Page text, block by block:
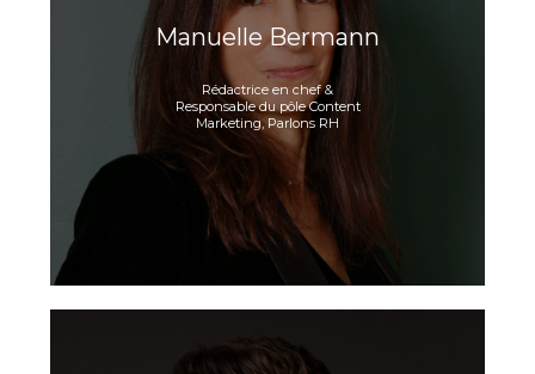
Manuelle Bermann
Rédactrice en chef &
Responsable du pôle Content
Marketing, Parlons RH